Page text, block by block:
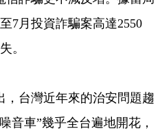
7月投資詐騙案高達2550
。
台灣近年來的治安問題趨
音車”幾乎全台遍地開花，